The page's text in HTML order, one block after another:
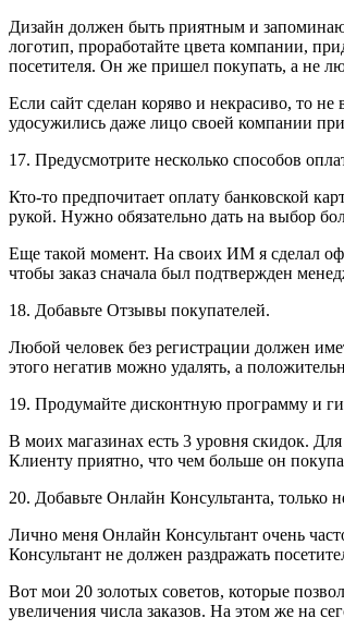
Дизайн должен быть приятным и
логотип, проработайте цвета компании,
посетителя. Он же пришел покупать, а не
Если сайт сделан коряво и некрасиво, то
удосужились даже лицо своей компании
17. Предусмотрите несколько способов
Кто-то предпочитает оплату банковской
рукой. Нужно обязательно дать на выбор
Еще такой момент. На своих ИМ я сделал
чтобы заказ сначала был подтвержден
18. Добавьте Отзывы покупателей.
Любой человек без регистрации должен
этого негатив можно удалять, а
19. Продумайте дисконтную программу и
В моих магазинах есть 3 уровня скидок.
Клиенту приятно, что чем больше он
20. Добавьте Онлайн Консультанта, только
Лично меня Онлайн Консультант очень
Консультант не должен раздражать
Вот мои 20 золотых советов, которые
увеличения числа заказов. На этом же на